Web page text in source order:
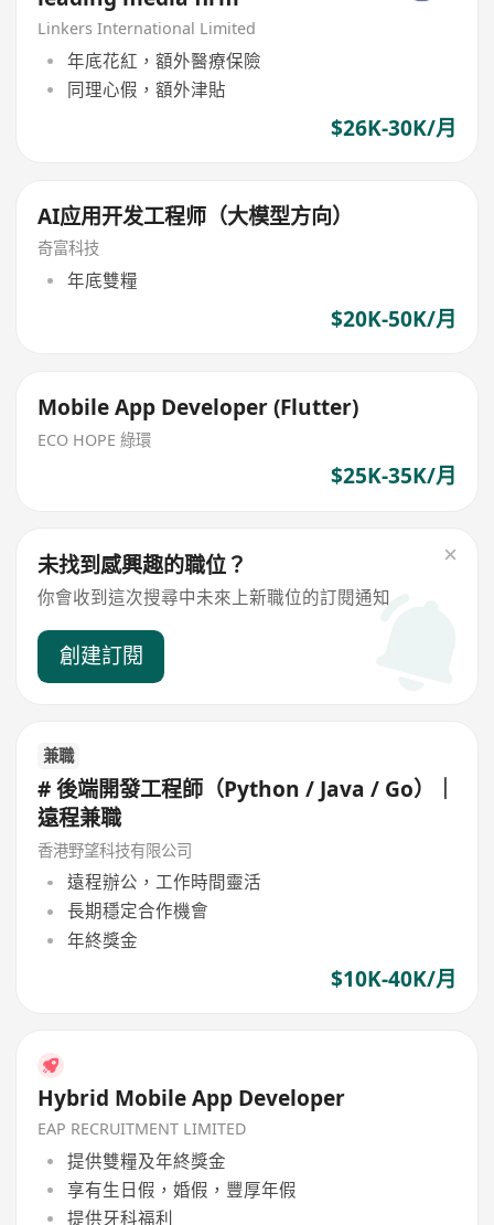
Linkers International Limited
年底花紅，額外醫療保險
同理心假，額外津貼
$26K-30K/月
AI应用开发工程师（大模型方向）
奇富科技
年底雙糧
$20K-50K/月
Mobile App Developer (Flutter)
ECO HOPE 綠環
$25K-35K/月
未找到感興趣的職位？
你會收到這次搜尋中未來上新職位的訂閱通知
創建訂閱
兼職
# 後端開發工程師（Python / Java / Go）｜
遠程兼職
香港野望科技有限公司
遠程辦公，工作時間靈活
長期穩定合作機會
年終獎金
$10K-40K/月
Hybrid Mobile App Developer
EAP RECRUITMENT LIMITED
提供雙糧及年終獎金
享有生日假，婚假，豐厚年假
提供牙科福利